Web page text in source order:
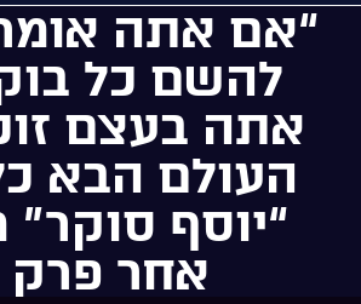
“אם אתה
להשם כל
אתה בעצם
העולם הבא
“יוסף
אחר פרק 4